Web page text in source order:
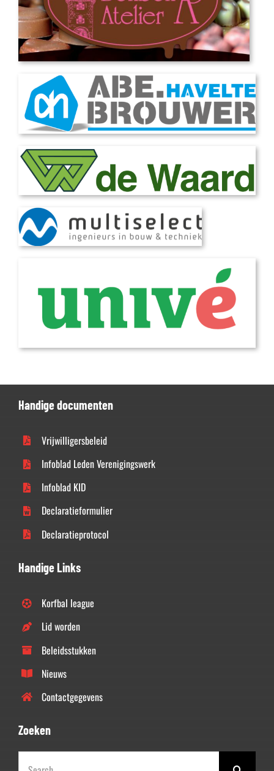
Handige documenten
Vrijwilligersbeleid
Infoblad Leden Verenigingswerk
Infoblad KID
Declaratieformulier
Declaratieprotocol
Handige Links
Korfbal league
Lid worden
Beleidsstukken
Nieuws
Contactgegevens
Zoeken